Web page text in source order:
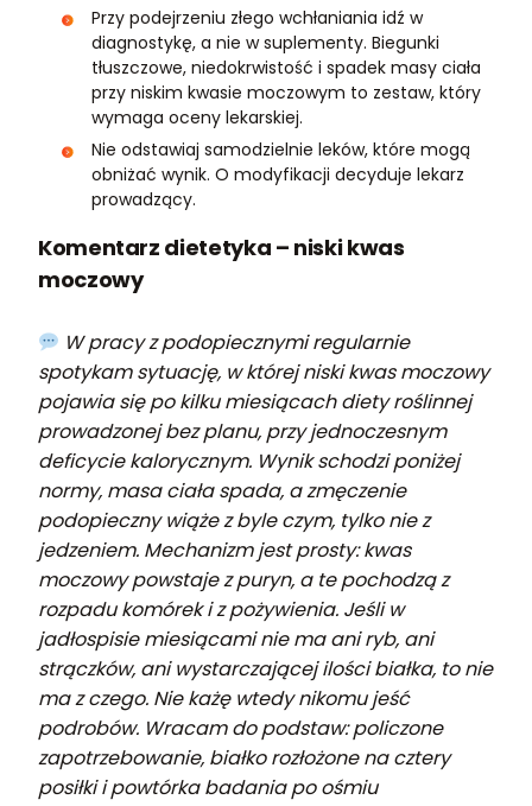
Przy podejrzeniu złego wchłaniania idź w
diagnostykę, a nie w suplementy. Biegunki
tłuszczowe, niedokrwistość i spadek masy ciała
przy niskim kwasie moczowym to zestaw, który
wymaga oceny lekarskiej.
Nie odstawiaj samodzielnie leków, które mogą
obniżać wynik. O modyfikacji decyduje lekarz
prowadzący.
Komentarz dietetyka – niski kwas
moczowy
W pracy z podopiecznymi regularnie
spotykam sytuację, w której niski kwas moczowy
pojawia się po kilku miesiącach diety roślinnej
prowadzonej bez planu, przy jednoczesnym
deficycie kalorycznym. Wynik schodzi poniżej
normy, masa ciała spada, a zmęczenie
podopieczny wiąże z byle czym, tylko nie z
jedzeniem. Mechanizm jest prosty: kwas
moczowy powstaje z puryn, a te pochodzą z
rozpadu komórek i z pożywienia. Jeśli w
jadłospisie miesiącami nie ma ani ryb, ani
strączków, ani wystarczającej ilości białka, to nie
ma z czego. Nie każę wtedy nikomu jeść
podrobów. Wracam do podstaw: policzone
zapotrzebowanie, białko rozłożone na cztery
posiłki i powtórka badania po ośmiu